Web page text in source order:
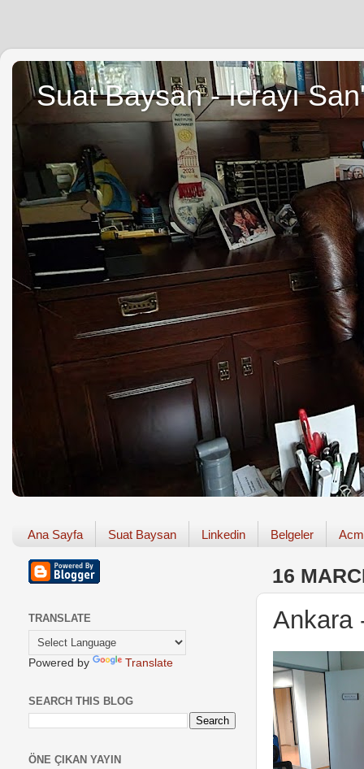
Suat Baysan - İcrayı
Ana Sayfa Suat Baysan Linkedin Belgeler
16
Ankara
TRANSLATE
Powered by Translate
SEARCH THIS BLOG
ÖNE ÇIKAN YAYIN